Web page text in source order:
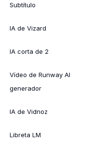
Subtítulo
IA de Vizard
IA corta de 2
Vídeo de Runway AI
generador
IA de Vidnoz
Libreta LM